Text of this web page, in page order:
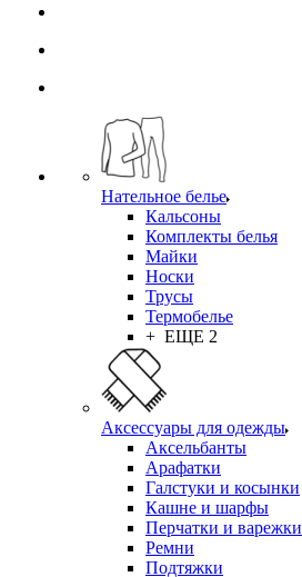
Нательное белье
Кальсоны
Комплекты белья
Майки
Носки
Трусы
Термобелье
+ ЕЩЕ 2
Аксессуары для одежды
Аксельбанты
Арафатки
Галстуки и косынки
Кашне и шарфы
Перчатки и варежки
Ремни
Подтяжки